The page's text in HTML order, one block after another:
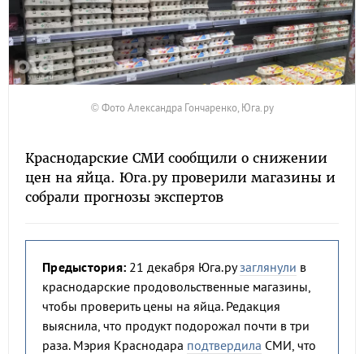
© Фото Александра Гончаренко, Юга.ру
Краснодарские СМИ сообщили о снижении
цен на яйца. Юга.ру проверили магазины и
собрали прогнозы экспертов
Предыстория: 21 декабря Юга.рузаглянули в
краснодарские продовольственные магазины,
чтобы проверить цены на яйца. Редакция
выяснила, что продукт подорожал почти в три
раза. Мэрия Краснодара подтвердила СМИ, что